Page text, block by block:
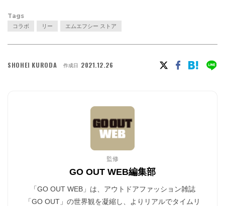
Tags
コラボ リー エムエフシー ストア
SHOHEI KURODA 作成日 2021.12.26
監修
GO OUT WEB編集部
「GO OUT WEB」は、アウトドアファッション雑誌
「GO OUT」の世界観を凝縮し、よりリアルでタイムリ